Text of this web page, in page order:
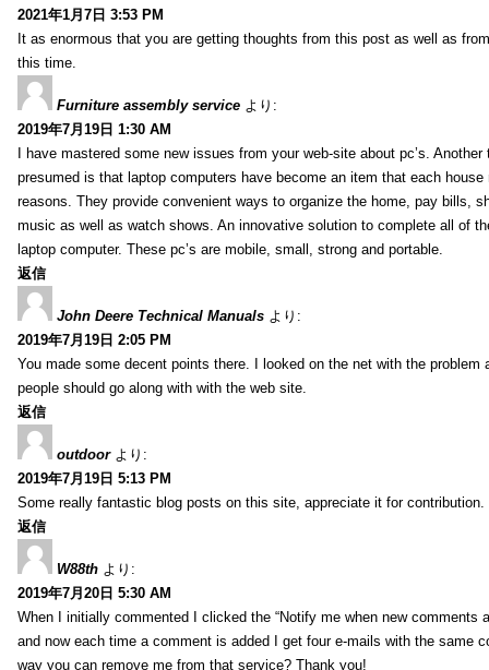
2021年1月7日 3:53 PM
It as enormous that you are getting thoughts from this post as well as
this time.
Furniture assembly service より:
2019年7月19日 1:30 AM
I have mastered some new issues from your web-site about pc’s. Another
presumed is that laptop computers have become an item that each
reasons. They provide convenient ways to organize the home, pay bills,
music as well as watch shows. An innovative solution to complete all of
laptop computer. These pc’s are mobile, small, strong and portable.
返信
John Deere Technical Manuals より:
2019年7月19日 2:05 PM
You made some decent points there. I looked on the net with the problem
people should go along with with the web site.
返信
outdoor より:
2019年7月19日 5:13 PM
Some really fantastic blog posts on this site, appreciate it for contribution.
返信
W88th より:
2019年7月20日 5:30 AM
When I initially commented I clicked the “Notify me when new comments
and now each time a comment is added I get four e-mails with the same
way you can remove me from that service? Thank you!